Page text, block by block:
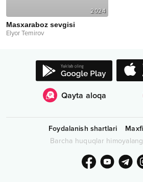
2024
Masxaraboz sevgisi
Elyor Temirov
Qayta aloqa
Foydalanish shartlari
Barcha huquqlar